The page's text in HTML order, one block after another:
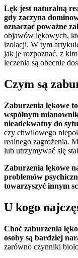
Lęk jest naturalną
gdy zaczyna
oznaczać poważne
objawów lękowych,
izolacji. W tym
jak je rozpoznać, z
leczenia są obecnie
Czym są
Zaburzenia lękowe
wspólnym
nieadekwatny do
czy chwilowego
realnego zagrożenia.
lub utrzymywać się
Zaburzenia lękowe
problemów
towarzyszyć innym
U kogo
Choć zaburzenia
osoby są bardziej
zarówno czynniki